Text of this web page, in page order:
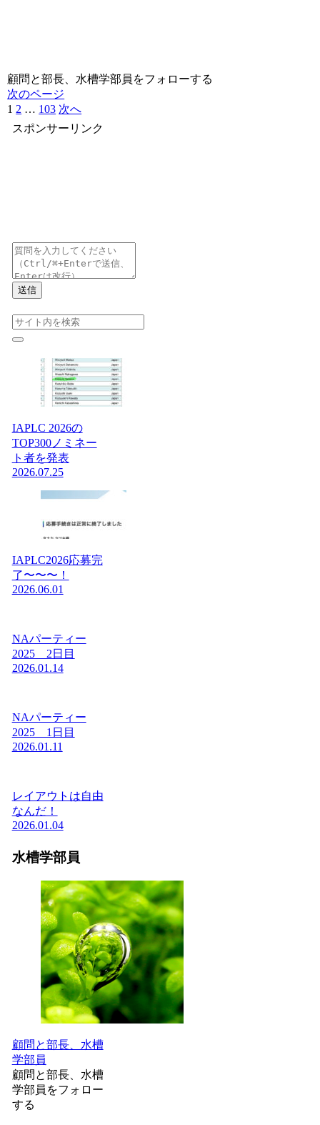
顧問と部長、水槽学部員をフォローする
次のページ
1 2 … 103 次へ
スポンサーリンク
送信
IAPLC 2026の
TOP300ノミネー
ト者を発表
2026.07.25
IAPLC2026応募完
了〜〜〜！
2026.06.01
NAパーティー
2025 2日目
2026.01.14
NAパーティー
2025 1日目
2026.01.11
レイアウトは自由
なんだ！
2026.01.04
水槽学部員
顧問と部長、水槽
学部員
顧問と部長、水槽
学部員をフォロー
する